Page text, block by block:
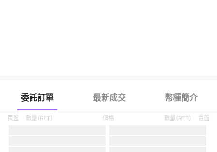
委託訂單 最新成交 幣種簡介
買盤 數量(RET) 價格 賣盤
數量(RET)